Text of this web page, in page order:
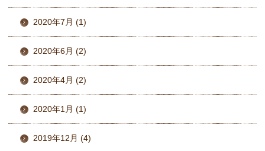
2020年7月 (1)
2020年6月 (2)
2020年4月 (2)
2020年1月 (1)
2019年12月 (4)